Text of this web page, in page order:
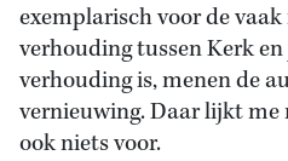
exemplarisch voor de
verhouding tussen Kerk
verhouding is, menen de
vernieuwing. Daar lijkt me
ook niets voor.